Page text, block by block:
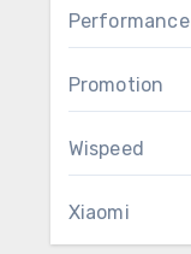
Performance
Promotion
Wispeed
Xiaomi